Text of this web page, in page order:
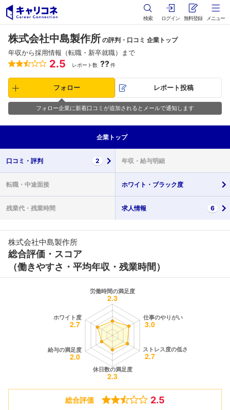
検索 ログイン 無料登録 メニュー
株式会社中島製作所 の評判・口コミ 企業トップ
年収から採用情報（転職・新卒就職）まで
2.5 レポート数 ??件
フォロー レポート投稿
フォロー企業に新着口コミが追加されるとメールで通知します
企業 トップ
口コミ・ 評判 2 年収・ 給与明細
転職・ 中途面接 ホワイト・ ブラック度
残業代・ 残業時間 求人情報 6
株式会社中島製作所
総合評価・スコア
（働きやすさ・平均年収・残業時間）
総合評価 2.5